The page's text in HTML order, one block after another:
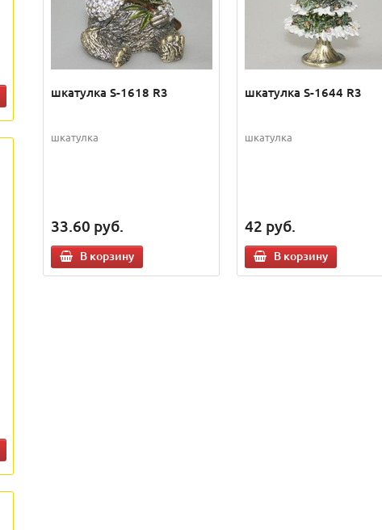
шкатулка S-1618 R3
шкатулка
33.60 руб.
В корзину
шкатулка S-1644 R3
шкатулка
42 руб.
В корзину